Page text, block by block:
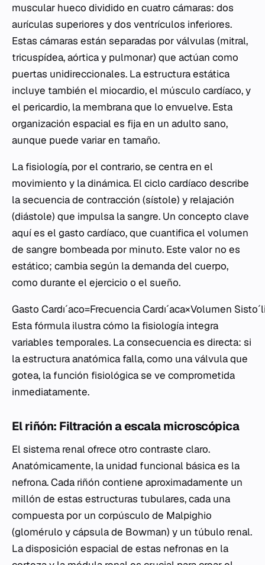
muscular hueco dividido en cuatro cámaras: dos
aurículas superiores y dos ventrículos inferiores.
Estas cámaras están separadas por válvulas (mitral,
tricuspídea, aórtica y pulmonar) que actúan como
puertas unidireccionales. La estructura estática
incluye también el miocardio, el músculo cardíaco, y
el pericardio, la membrana que lo envuelve. Esta
organización espacial es fija en un adulto sano,
aunque puede variar en tamaño.
La fisiología, por el contrario, se centra en el
movimiento y la dinámica. El ciclo cardíaco describe
la secuencia de contracción (sístole) y relajación
(diástole) que impulsa la sangre. Un concepto clave
aquí es el gasto cardíaco, que cuantifica el volumen
de sangre bombeada por minuto. Este valor no es
estático; cambia según la demanda del cuerpo,
como durante el ejercicio o el sueño.
Gasto Cardıˊaco=Frecuencia Cardıˊaca×Volumen
Esta fórmula ilustra cómo la fisiología integra
variables temporales. La consecuencia es directa: si
la estructura anatómica falla, como una válvula que
gotea, la función fisiológica se ve comprometida
inmediatamente.
El riñón: Filtración a escala microscópica
El sistema renal ofrece otro contraste claro.
Anatómicamente, la unidad funcional básica es la
nefrona. Cada riñón contiene aproximadamente un
millón de estas estructuras tubulares, cada una
compuesta por un corpúsculo de Malpighio
(glomérulo y cápsula de Bowman) y un túbulo renal.
La disposición espacial de estas nefronas en la